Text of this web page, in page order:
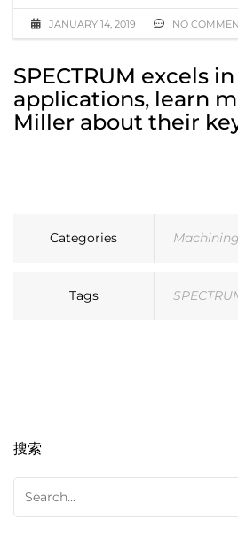
JANUARY 14, 2019 NO
SPECTRUM excels
applications, learn
Miller about their
Categories
Tags
搜索
for: